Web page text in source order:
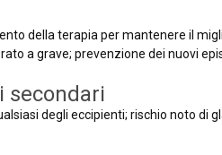
della terapia per mantenere il
a grave; prevenzione dei nuovi
secondari
degli eccipienti; rischio noto di